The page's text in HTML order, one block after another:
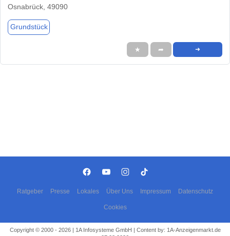
Osnabrück, 49090
Grundstück
★ ➦ ➜
Ratgeber Presse Lokales Über Uns Impressum Datenschutz
Cookies
Copyright © 2000 - 2026 | 1A Infosysteme GmbH | Content by: 1A-Anzeigenmarkt.de